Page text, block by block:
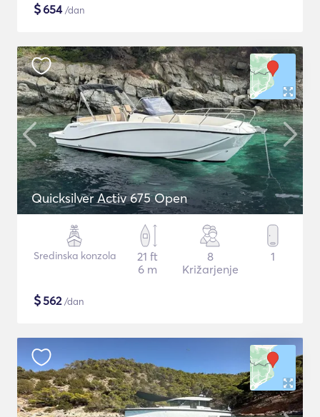
$654/dan
Quicksilver Activ 675 Open
Sredinska konzola
21 ft
6 m
8
Križarjenje
1
$562/dan